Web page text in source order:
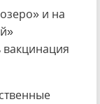
и на